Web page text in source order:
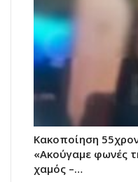
Κακοποίηση
«Ακούγαμε φωνές
χαμός –…